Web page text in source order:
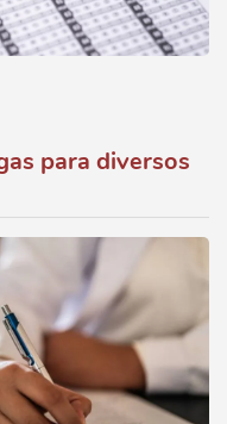
para diversos